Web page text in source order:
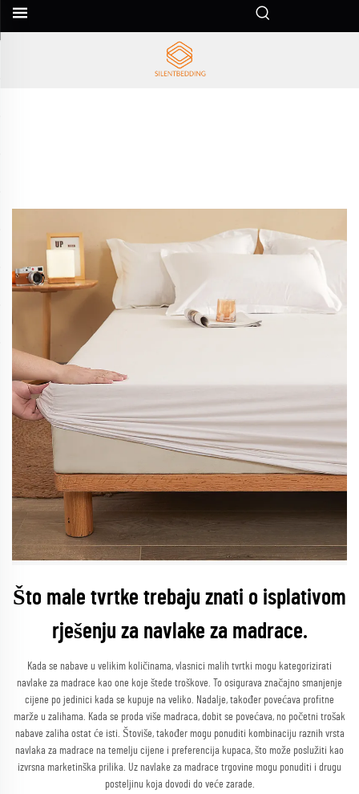
Što male tvrtke trebaju znati o isplativom
rješenju za navlake za madrace.
Kada se nabave u velikim količinama, vlasnici malih tvrtki mogu kategorizirati
navlake za madrace kao one koje štede troškove. To osigurava značajno smanjenje
cijene po jedinici kada se kupuje na veliko. Nadalje, također povećava profitne
marže u zalihama. Kada se proda više madraca, dobit se povećava, no početni trošak
nabave zaliha ostat će isti. Štoviše, također mogu ponuditi kombinaciju raznih vrsta
navlaka za madrace na temelju cijene i preferencija kupaca, što može poslužiti kao
izvrsna marketinška prilika. Uz navlake za madrace trgovine mogu ponuditi i drugu
posteljinu koja dovodi do veće zarade.